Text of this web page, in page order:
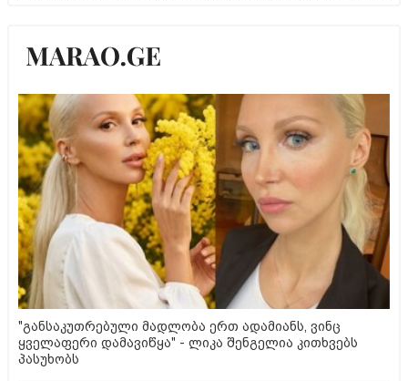
"განსაკუთრებული მადლობა ერთ ადამიანს, ვინც
ყველაფერი დამავიწყა" - ლიკა შენგელია კითხვებს
პასუხობს